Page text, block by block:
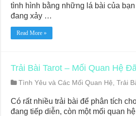
Journey Of Love Oracle – Lá Số 67: The
Journey Of Love Oracle – Lá Số 66:
tình hình bằng những lá bài của
đang xảy …
Read More »
Trải Bài Tarot – Mối Quan Hệ
Tình Yêu và Các Mối Quan Hệ,Trải
Có rất nhiều trải bài để phân tích
đang tiếp diễn, còn một mối quan